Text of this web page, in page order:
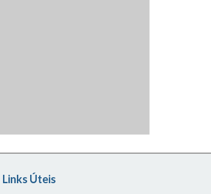
Links Úteis